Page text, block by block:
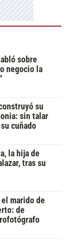
sobre
negocio la
su
sin talar
cuñado
la hija de
tras su
marido de
de